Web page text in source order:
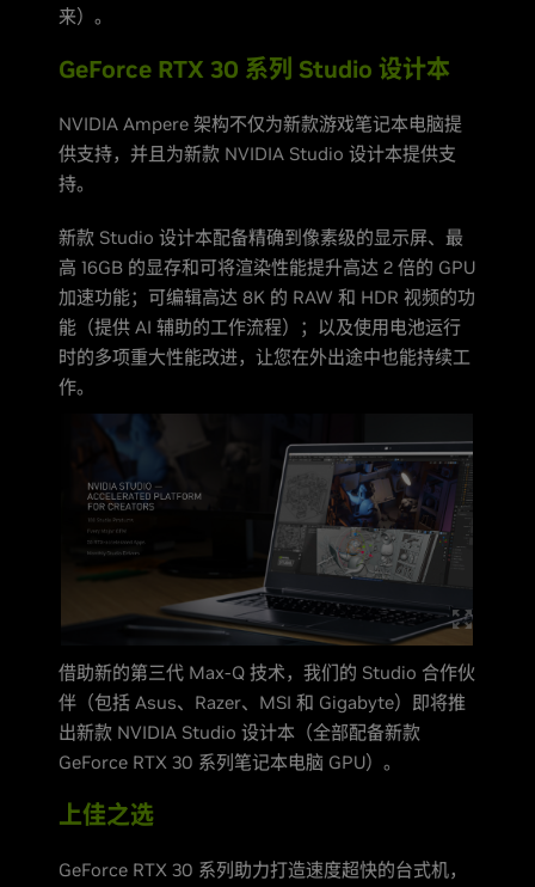
来）。
GeForce RTX 30 系列 Studio 设计本
NVIDIA Ampere 架构不仅为新款游戏笔记本电脑提
供支持，并且为新款 NVIDIA Studio 设计本提供支
持。
新款 Studio 设计本配备精确到像素级的显示屏、最
高 16GB 的显存和可将渲染性能提升高达 2 倍的 GPU
加速功能；可编辑高达 8K 的 RAW 和 HDR 视频的功
能（提供 AI 辅助的工作流程）；以及使用电池运行
时的多项重大性能改进，让您在外出途中也能持续工
作。
借助新的第三代 Max-Q 技术，我们的 Studio 合作伙
伴（包括 Asus、Razer、MSI 和 Gigabyte）即将推
出新款 NVIDIA Studio 设计本（全部配备新款
GeForce RTX 30 系列笔记本电脑 GPU）。
上佳之选
GeForce RTX 30 系列助力打造速度超快的台式机，